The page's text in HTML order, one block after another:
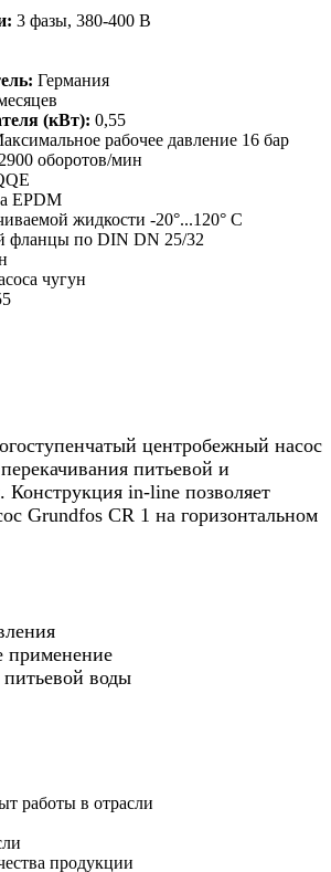
3 фазы, 380-400 В
Германия
(кВт): 0,55
рабочее давление 16 бар
оборотов/мин
EPDM
жидкости -20°...120° C
фланцы по DIN DN 25/32
чугун
центробежный насос
питьевой и
Конструкция in-line позволяет
Grundfos CR 1 на горизонтальном
воды